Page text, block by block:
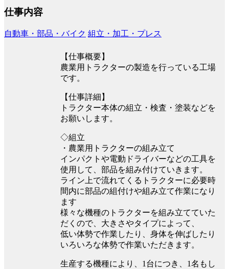
仕事内容
自動車・部品・バイク 組立・加工・プレス
【仕事概要】
農業用トラクターの製造を行っている工場
です。
【仕事詳細】
トラクター本体の組立・検査・塗装などを
お願いします。
◇組立
・農業用トラクターの組み立て
インパクトや電動ドライバーなどの工具を
使用して、部品を組み付けていきます。
ライン上で流れてくるトラクターに必要時
間内に部品の組付けや組み立て作業になり
ます
様々な機種のトラクターを組み立てていた
だくので、大きさやタイプによって、
低い体勢で作業したり、身体を伸ばしたり
いろいろな体勢で作業いただきます。
生産する機種により、1台につき、1名もし